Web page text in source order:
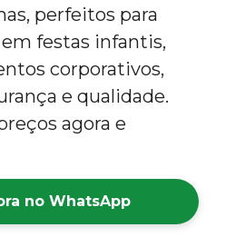
perfeitos para
festas infantis,
corporativos,
e qualidade.
agora e
no WhatsApp